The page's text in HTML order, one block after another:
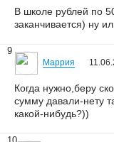
В школе рублей по
заканчивается) ну
9
Маррия
Когда нужно,беру
сумму давали-нету
какой-нибудь?))